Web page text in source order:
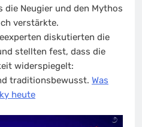
die Neugier und den Mythos
verstärkte.
diskutierten die
stellten fest, dass die
widerspiegelt:
traditionsbewusst. Was
heute